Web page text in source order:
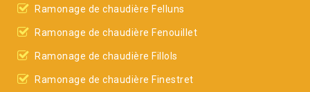
Ramonage de chaudière Felluns
Ramonage de chaudière Fenouillet
Ramonage de chaudière Fillols
Ramonage de chaudière Finestret